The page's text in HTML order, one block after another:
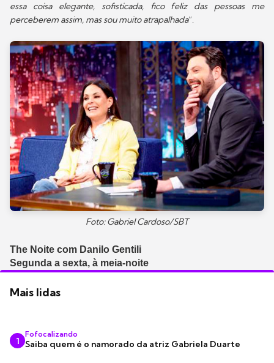
essa coisa elegante, sofisticada, fico feliz das pessoas me
perceberem assim, mas sou muito atrapalhada”.
Foto: Gabriel Cardoso/SBT
The Noite com Danilo Gentili
Segunda a sexta, à meia-noite
Mais lidas
1
Fofocalizando
Saiba quem é o namorado da atriz Gabriela Duarte